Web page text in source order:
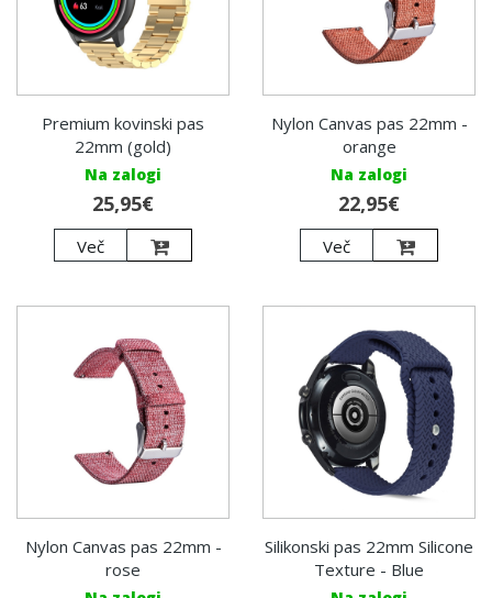
Premium kovinski pas
22mm (gold)
Na zalogi
25,95€
Več
Nylon Canvas pas 22mm -
orange
Na zalogi
22,95€
Več
Nylon Canvas pas 22mm -
rose
Silikonski pas 22mm Silicone
Texture - Blue